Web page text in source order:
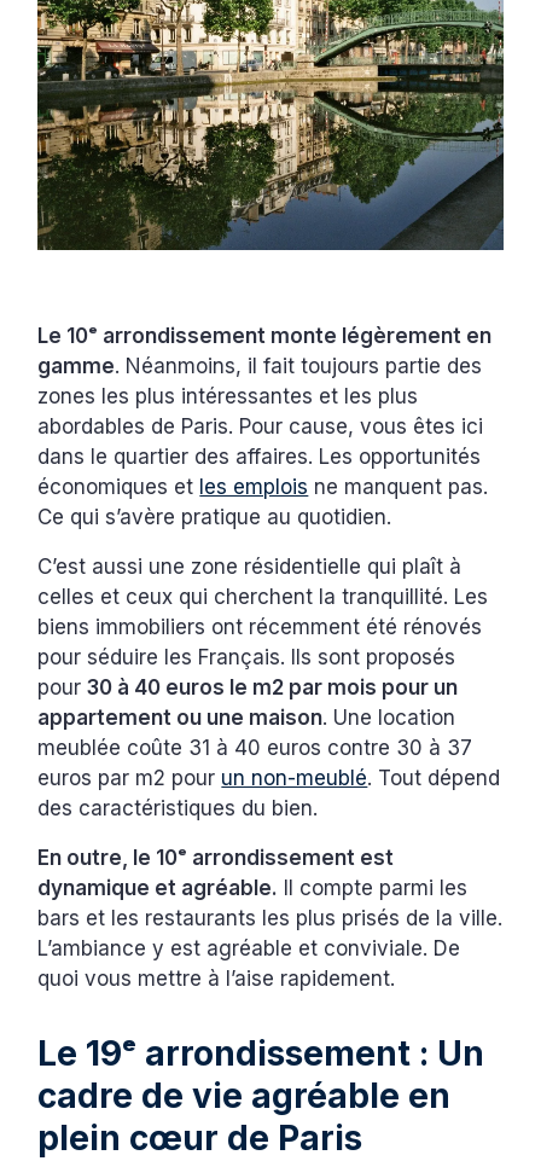
Le 10ᵉ arrondissement monte légèrement en
gamme. Néanmoins, il fait toujours partie des
zones les plus intéressantes et les plus
abordables de Paris. Pour cause, vous êtes ici
dans le quartier des affaires. Les opportunités
économiques et les emplois ne manquent pas.
Ce qui s’avère pratique au quotidien.
C’est aussi une zone résidentielle qui plaît à
celles et ceux qui cherchent la tranquillité. Les
biens immobiliers ont récemment été rénovés
pour séduire les Français. Ils sont proposés
pour30 à 40 euros le m2 par mois pour un
appartement ou une maison. Une location
meublée coûte 31 à 40 euros contre 30 à 37
euros par m2 pour un non-meublé. Tout dépend
des caractéristiques du bien.
En outre, le 10ᵉ arrondissement est
dynamique et agréable. Il compte parmi les
bars et les restaurants les plus prisés de la ville.
L’ambiance y est agréable et conviviale. De
quoi vous mettre à l’aise rapidement.
Le 19ᵉ arrondissement : Un
cadre de vie agréable en
plein cœur de Paris